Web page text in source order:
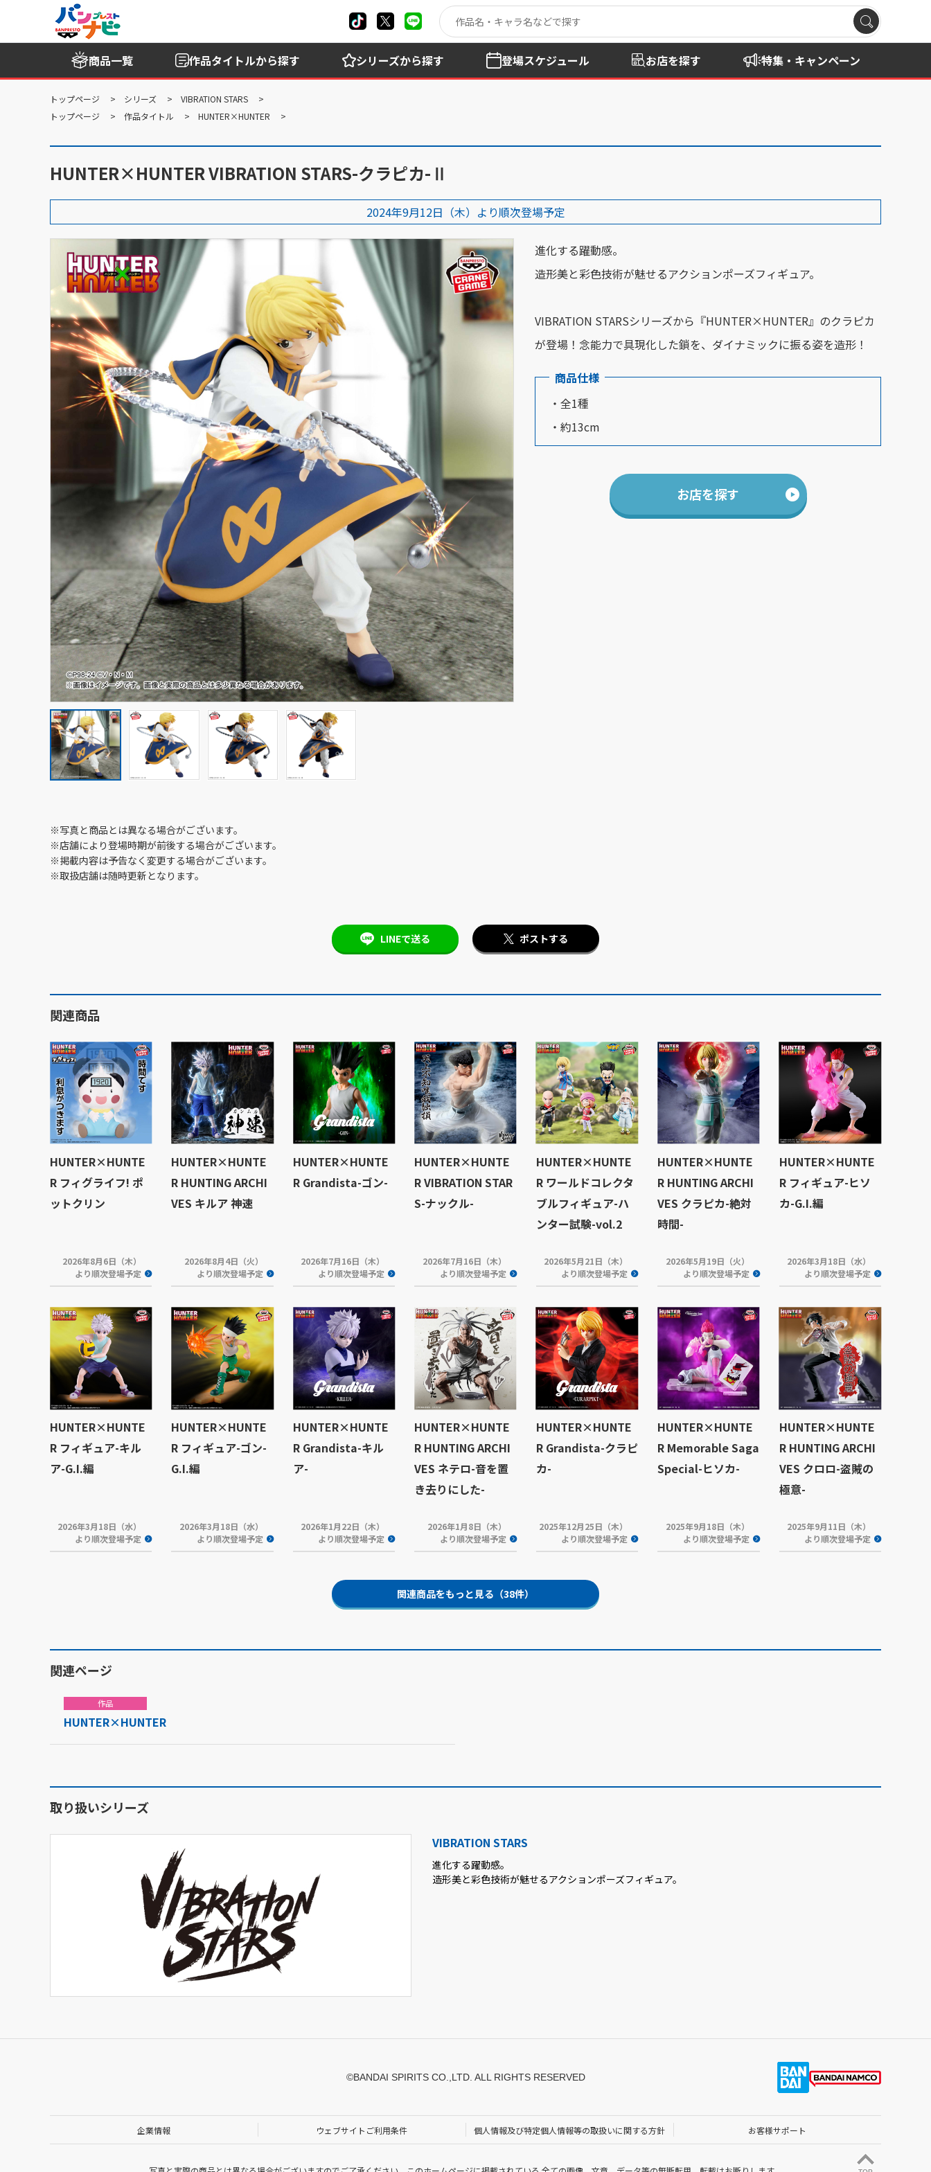
商品一覧 作品タイトルから探す シリーズから探す 登場スケジュール お店を探す 特集・キャンペーン
トップページ シリーズ
VIBRATION STARS
トップページ
作品タイトル HUNTER×HUNTER
HUNTER×HUNTER VIBRATION STARS-クラピカ-Ⅱ
2024年9月12日（木）より順次登場予定
進化する躍動感。
造形美と彩色技術が魅せるアクションポーズフィギュア。
VIBRATION STARSシリーズから『HUNTER×HUNTER』のクラピカ
が登場！念能力で具現化した鎖を、ダイナミックに振る姿を造形！
商品仕様
・全1種
・約13cm
お店を探す
※写真と商品とは異なる場合がございます。
※店舗により登場時期が前後する場合がございます。
※掲載内容は予告なく変更する場合がございます。
※取扱店舗は随時更新となります。
LINEで送る ポストする
関連商品
HUNTER×HUNTE
R フィグライフ! ポ
ットクリン
2026年8月6日（木）
より順次登場予定
HUNTER×HUNTE
R HUNTING ARCHI
VES キルア 神速
2026年8月4日（火）
より順次登場予定
HUNTER×HUNTE
R Grandista-ゴン-
2026年7月16日（木）
より順次登場予定
HUNTER×HUNTE
R VIBRATION STAR
S-ナックル-
2026年7月16日（木）
より順次登場予定
HUNTER×HUNTE
R ワールドコレクタ
ブルフィギュア-ハ
ンター試験-vol.2
2026年5月21日（木）
より順次登場予定
HUNTER×HUNTE
R HUNTING ARCHI
VES クラピカ-絶対
時間-
2026年5月19日（火）
より順次登場予定
HUNTER×HUNTE
R フィギュア-ヒソ
カ-G.I.編
2026年3月18日（水）
より順次登場予定
HUNTER×HUNTE
R フィギュア-キル
ア-G.I.編
2026年3月18日（水）
より順次登場予定
HUNTER×HUNTE
R フィギュア-ゴン-
G.I.編
2026年3月18日（水）
より順次登場予定
HUNTER×HUNTE
R Grandista-キル
ア-
2026年1月22日（木）
より順次登場予定
HUNTER×HUNTE
R HUNTING ARCHI
VES ネテロ-音を置
き去りにした-
2026年1月8日（木）
より順次登場予定
HUNTER×HUNTE
R Grandista-クラピ
カ-
2025年12月25日（木）
より順次登場予定
HUNTER×HUNTE
R Memorable Saga
Special-ヒソカ-
2025年9月18日（木）
より順次登場予定
HUNTER×HUNTE
R HUNTING ARCHI
VES クロロ-盗賊の
極意-
2025年9月11日（木）
より順次登場予定
関連商品をもっと見る（38件）
関連ページ
作品
HUNTER×HUNTER
取り扱いシリーズ
VIBRATION STARS
進化する躍動感。
造形美と彩色技術が魅せるアクションポーズフィギュア。
©BANDAI SPIRITS CO.,LTD. ALL RIGHTS RESERVED
企業情報 ウェブサイトご利用条件 個人情報及び特定個人情報等の取扱いに関する方針 お客様サポート